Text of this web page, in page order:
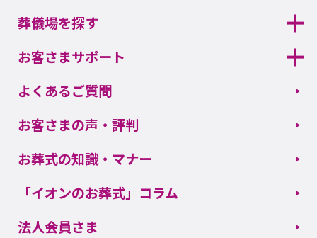
葬儀場を探す
お客さまサポート
よくあるご質問
お客さまの声・評判
お葬式の知識・マナー
「イオンのお葬式」コラム
法人会員さま